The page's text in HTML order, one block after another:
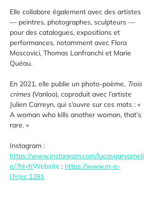
Elle collabore également avec des artistes
— peintres, photographes, sculpteurs —
pour des catalogues, expositions et
performances, notamment avec Flora
Moscovici, Thomas Lanfranchi et Marie
Quéau.
En 2021, elle publie un photo-poème, Trois
crimes (Vanloo), coproduit avec l’artiste
Julien Carreyn, qui s’ouvre sur ces mots : «
A woman who kills another woman, that’s
rare. »
Instagram :
https://www.instagram.com/lucasgaryameli
e/?hl=frWebsite : https://www.m-e-
l.fr/,ec,1281